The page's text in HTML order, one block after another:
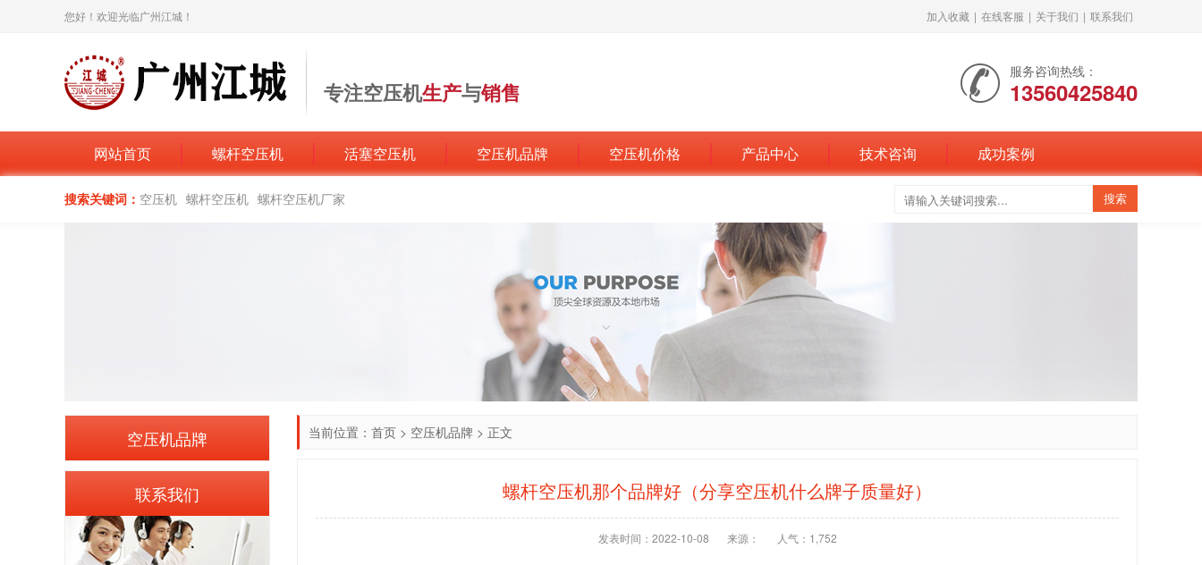
您好！欢迎光临广州江城！ 加入收藏 | 在线客服 | 关于我们 | 联系我们
专注空压机生产与销售
打造空压机行业领军品牌
服务咨询热线：
13560425840
网站首页 螺杆空压机 活塞空压机 空压机品牌 空压机价格 产品中心 技术咨询 成功案例
搜索关键词： 空压机 螺杆空压机 螺杆空压机厂家
当前位置： 首页 > 空压机品牌 > 正文
螺杆空压机那个品牌好（分享空压机什么牌子质量好）
发表时间：2022-10-08 来源： 人气：1,752
空压机品牌
联系我们